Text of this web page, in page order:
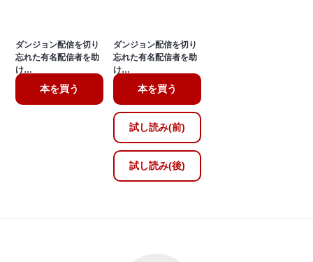
ダンジョン配信を切り
忘れた有名配信者を助
け…
本を買う
ダンジョン配信を切り
忘れた有名配信者を助
け…
本を買う
試し読み(前)
試し読み(後)